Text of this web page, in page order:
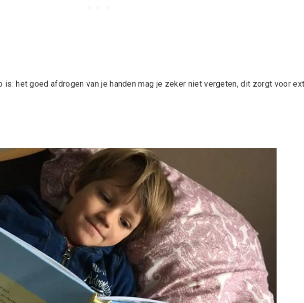
is: het goed afdrogen van je handen mag je zeker niet vergeten, dit zorgt voor